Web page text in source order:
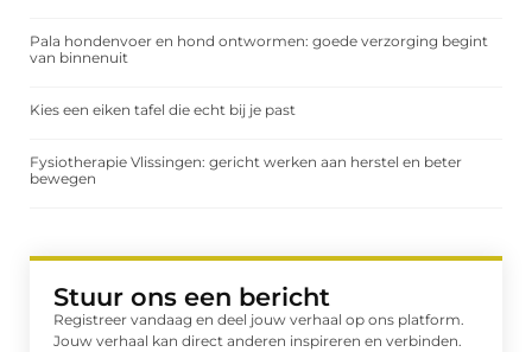
Pala hondenvoer en hond ontwormen: goede verzorging begint
van binnenuit
Kies een eiken tafel die echt bij je past
Fysiotherapie Vlissingen: gericht werken aan herstel en beter
bewegen
Stuur ons een bericht
Registreer vandaag en deel jouw verhaal op ons platform.
Jouw verhaal kan direct anderen inspireren en verbinden.